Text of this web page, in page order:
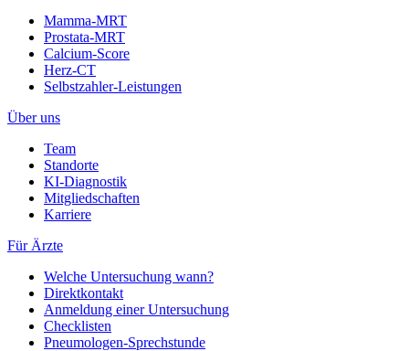
Mamma-MRT
Prostata-MRT
Calcium-Score
Herz-CT
Selbstzahler-Leistungen
Über uns
Team
Standorte
KI-Diagnostik
Mitgliedschaften
Karriere
Für Ärzte
Welche Untersuchung wann?
Direktkontakt
Anmeldung einer Untersuchung
Checklisten
Pneumologen-Sprechstunde